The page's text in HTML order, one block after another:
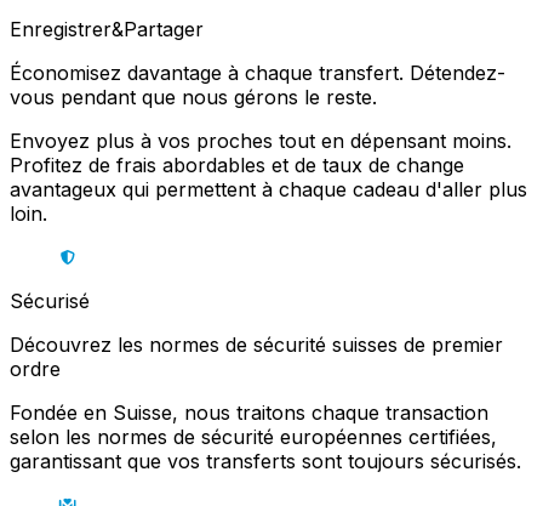
Enregistrer&Partager
Économisez davantage à chaque transfert. Détendez-
vous pendant que nous gérons le reste.
Envoyez plus à vos proches tout en dépensant moins.
Profitez de frais abordables et de taux de change
avantageux qui permettent à chaque cadeau d'aller plus
loin.
Sécurisé
Découvrez les normes de sécurité suisses de premier
ordre
Fondée en Suisse, nous traitons chaque transaction
selon les normes de sécurité européennes certifiées,
garantissant que vos transferts sont toujours sécurisés.